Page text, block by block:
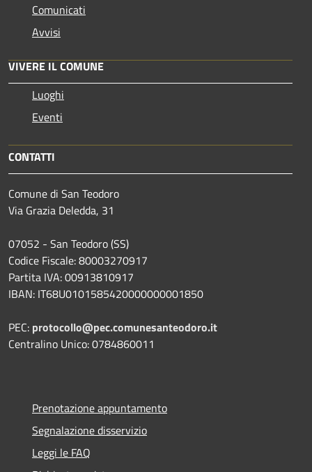
Comunicati
Avvisi
VIVERE IL COMUNE
Luoghi
Eventi
CONTATTI
Comune di San Teodoro
Via Grazia Deledda, 31
07052 - San Teodoro (SS)
Codice Fiscale: 80003270917
Partita IVA: 00913810917
IBAN: IT68U0101585420000000001850
PEC: protocollo@pec.comunesanteodoro.it
Centralino Unico: 0784860011
Prenotazione appuntamento
Segnalazione disservizio
Leggi le FAQ